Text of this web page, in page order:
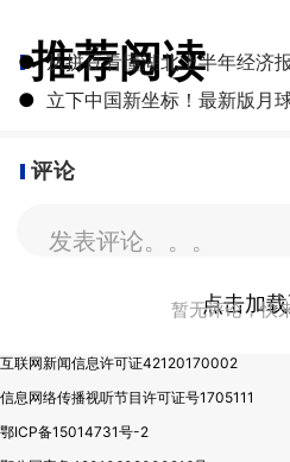
推荐阅读
● 从拼豆看懂湖北上半年经
● 立下中国新坐标！最新版月
评论
发表评论。。。
暂无评论，快
点击加
互联网新闻信息许可证42120170002
信息网络传播视听节目许可证号1705111
鄂ICP备15014731号-2